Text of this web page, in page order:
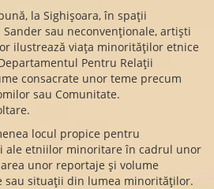
la Sighișoara, în spații
sau neconvenționale, artiști
ilustrează viața minorităților etnice
Pentru Relații
consacrate unor teme precum
sau Comunitate.
locul propice pentru
ale etniilor minoritare în cadrul unor
unor reportaje și volume
sau situații din lumea minorităților.